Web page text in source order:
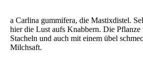
a Carlina gummifera, die Mastixdistel.
hier die Lust aufs Knabbern. Die Pflanze
Stacheln und auch mit einem übel
Milchsaft.